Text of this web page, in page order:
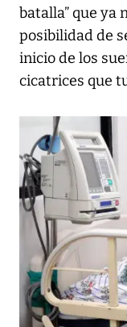
batalla” que ya
posibilidad de
inicio de los
cicatrices que